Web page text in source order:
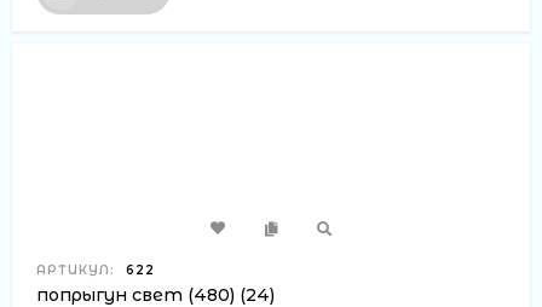
АРТИКУЛ: 622
попрыгун свет (480) (24)